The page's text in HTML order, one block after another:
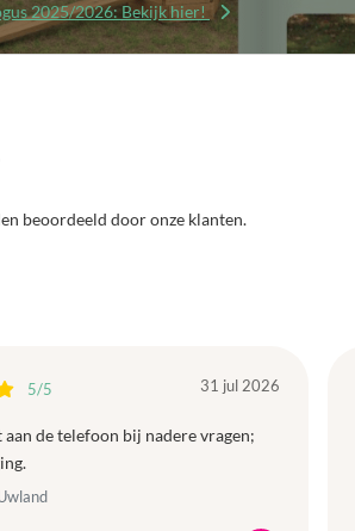
2025/2026: Bekijk hier!
beoordeeld door onze klanten.
5/5 31 jul 2026
de telefoon bij nadere vragen;